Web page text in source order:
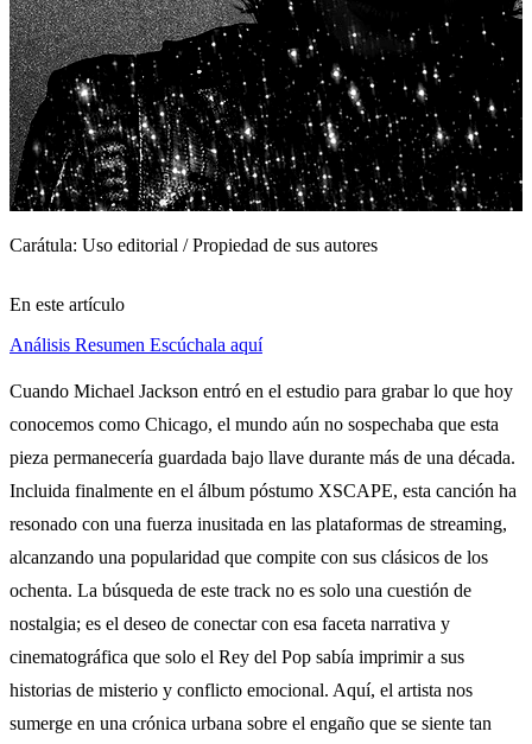
Carátula: Uso editorial / Propiedad de sus autores
En este artículo
Análisis Resumen Escúchala aquí
Cuando Michael Jackson entró en el estudio para grabar lo que hoy
conocemos como Chicago, el mundo aún no sospechaba que esta
pieza permanecería guardada bajo llave durante más de una década.
Incluida finalmente en el álbum póstumo XSCAPE, esta canción ha
resonado con una fuerza inusitada en las plataformas de streaming,
alcanzando una popularidad que compite con sus clásicos de los
ochenta. La búsqueda de este track no es solo una cuestión de
nostalgia; es el deseo de conectar con esa faceta narrativa y
cinematográfica que solo el Rey del Pop sabía imprimir a sus
historias de misterio y conflicto emocional. Aquí, el artista nos
sumerge en una crónica urbana sobre el engaño que se siente tan